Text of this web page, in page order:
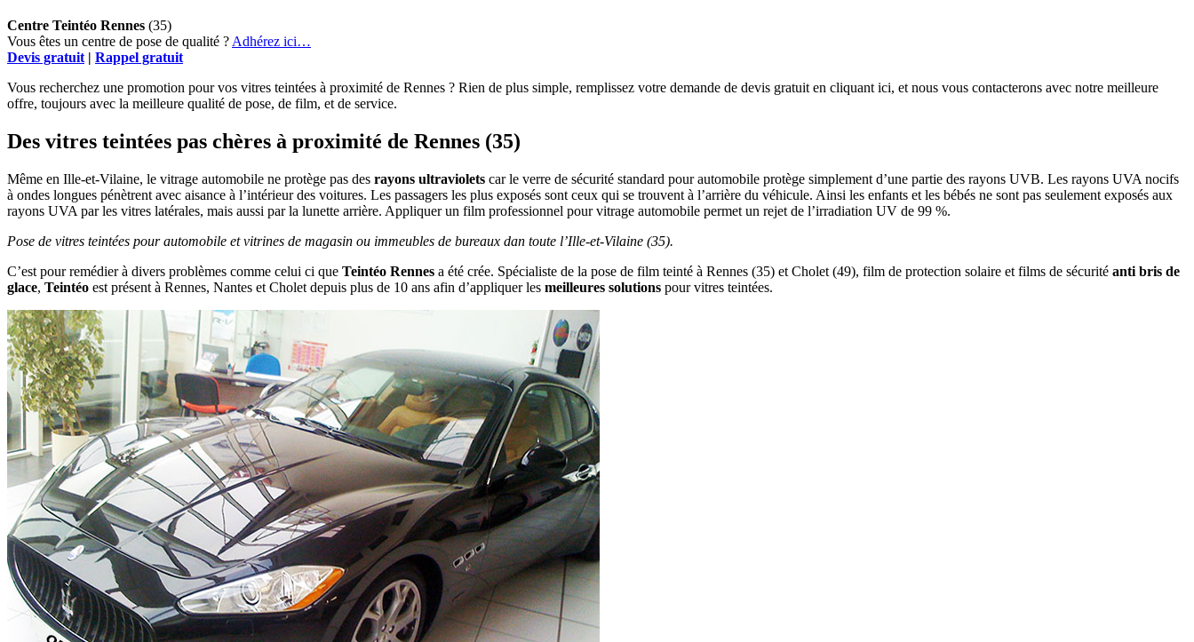
Centre Teintéo Rennes (35)
Vous êtes un centre de pose de qualité ? Adhérez ici…
Devis gratuit | Rappel gratuit
Vous recherchez une promotion pour vos vitres teintées à proximité de Rennes ? Rien de plus simple, remplissez votre demande de devis gratuit en cliquant ici, et nous vous contacterons avec notre meilleure
offre, toujours avec la meilleure qualité de pose, de film, et de service.
Des vitres teintées pas chères à proximité de Rennes (35)
Même en Ille-et-Vilaine, le vitrage automobile ne protège pas des rayons ultraviolets car le verre de sécurité standard pour automobile protège simplement d’une partie des rayons UVB. Les rayons UVA nocifs
à ondes longues pénètrent avec aisance à l’intérieur des voitures. Les passagers les plus exposés sont ceux qui se trouvent à l’arrière du véhicule. Ainsi les enfants et les bébés ne sont pas seulement exposés aux
rayons UVA par les vitres latérales, mais aussi par la lunette arrière. Appliquer un film professionnel pour vitrage automobile permet un rejet de l’irradiation UV de 99 %.
Pose de vitres teintées pour automobile et vitrines de magasin ou immeubles de bureaux dan toute l’Ille-et-Vilaine (35).
C’est pour remédier à divers problèmes comme celui ci que Teintéo Rennes a été crée. Spécialiste de la pose de film teinté à Rennes (35) et Cholet (49), film de protection solaire et films de sécurité anti bris de
glace, Teintéo est présent à Rennes, Nantes et Cholet depuis plus de 10 ans afin d’appliquer les meilleures solutions pour vitres teintées.